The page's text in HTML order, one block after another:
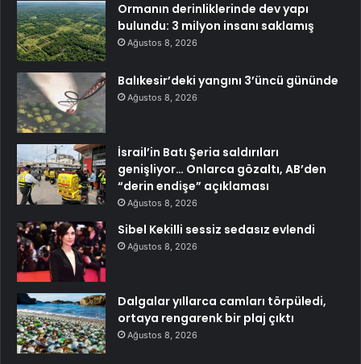
Ormanın derinliklerinde dev yapı
bulundu: 3 milyon insanı saklamış
Ağustos 8, 2026
Balıkesir’deki yangını 3’üncü gününde
Ağustos 8, 2026
İsrail’in Batı Şeria saldırıları
genişliyor… Onlarca gözaltı, AB’den
“derin endişe” açıklaması
Ağustos 8, 2026
Sibel Kekilli sessiz sedasız evlendi
Ağustos 8, 2026
Dalgalar yıllarca camları törpüledi,
ortaya rengarenk bir plaj çıktı
Ağustos 8, 2026